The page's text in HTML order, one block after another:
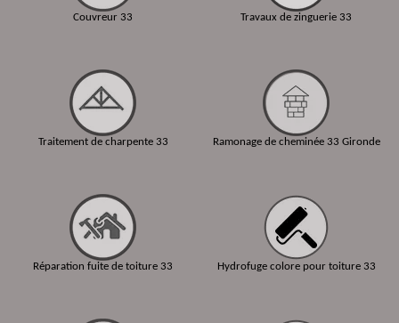
Couvreur 33
Traitement de charpente 33
Réparation fuite de toiture 33
Travaux de zinguerie 33
Ramonage de cheminée 33 Gironde
Hydrofuge colore pour toiture 33